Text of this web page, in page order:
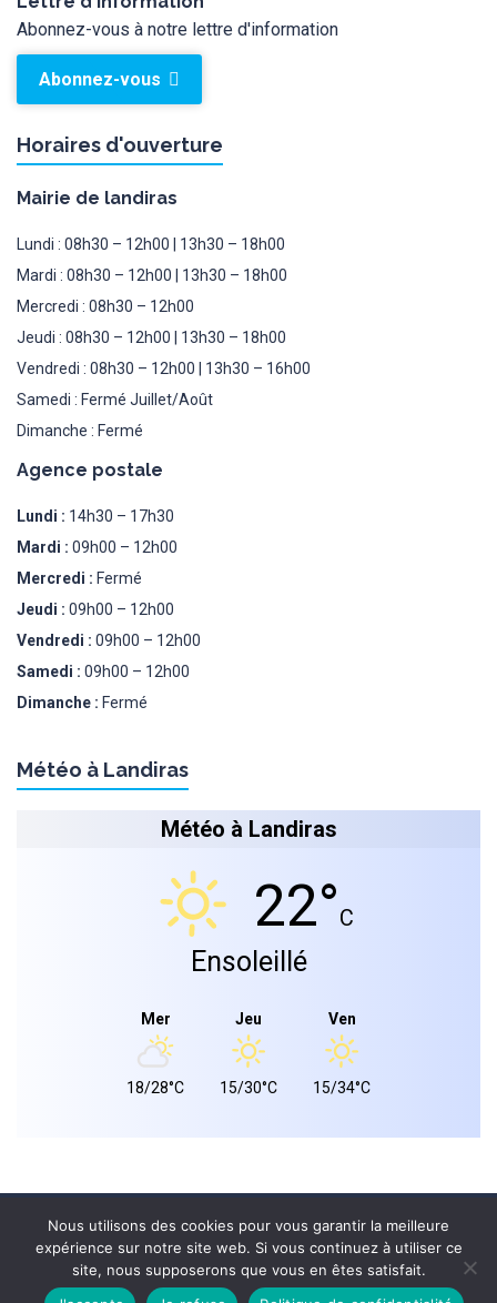
Abonnez-vous à notre lettre d'information
Abonnez-vous
Horaires d'ouverture
Mairie de landiras
Lundi : 08h30 – 12h00 | 13h30 – 18h00
Mardi : 08h30 – 12h00 | 13h30 – 18h00
Mercredi : 08h30 – 12h00
Jeudi : 08h30 – 12h00 | 13h30 – 18h00
Vendredi : 08h30 – 12h00 | 13h30 – 16h00
Samedi : Fermé Juillet/Août
Dimanche : Fermé
Agence postale
Lundi : 14h30 – 17h30
Mardi : 09h00 – 12h00
Mercredi : Fermé
Jeudi : 09h00 – 12h00
Vendredi : 09h00 – 12h00
Samedi : 09h00 – 12h00
Dimanche : Fermé
Météo à Landiras
Météo à Landiras
22°C
Ensoleillé
Mer
18/28°C
Jeu
15/30°C
Ven
15/34°C
Mairie de landiras 2026 © - Tous droits réservés.
PLAN DU SITE
MENTIONS LÉGALES
CONFIDENTIALITÉ
Nous utilisons des cookies pour vous garantir la meilleure
expérience sur notre site web. Si vous continuez à utiliser ce
site, nous supposerons que vous en êtes satisfait.